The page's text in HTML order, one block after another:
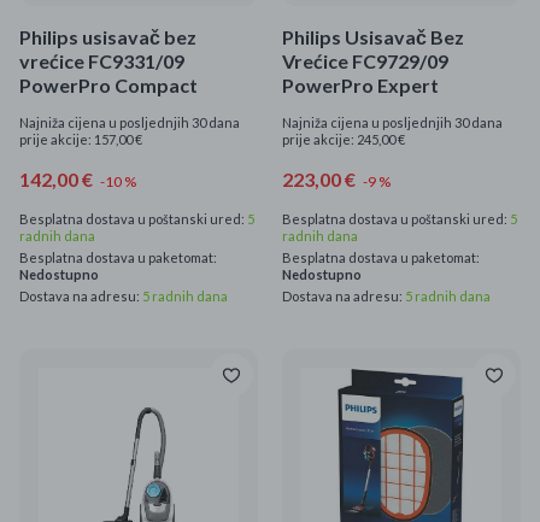
DOM
Kućanski aparati
Čišćenje zaliha
Kišobrani akcija
Najpopularniji proizvodi
Roba s greškom
Philips usisavač bez
vrećice FC9331/09
PowerPro Compact
Najniža cijena u posljednjih 30 dana
prije akcije: 157,00 €
142,00 € -10 %
Besplatna dostava u poštanski ured: 5
radnih dana
Besplatna dostava u paketomat:
Nedostupno
Dostava na adresu: 5 radnih dana
Philips Usisavač Bez
Vrećice FC9729/09
PowerPro Expert
Najniža cijena u posljednjih 30 dana
prije akcije: 245,00 €
223,00 € -9 %
Besplatna dostava u poštanski ured: 5
radnih dana
Besplatna dostava u paketomat:
Nedostupno
Dostava na adresu: 5 radnih dana